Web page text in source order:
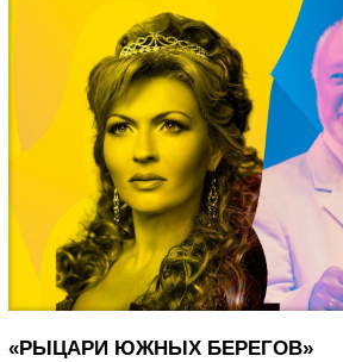
«РЫЦАРИ ЮЖНЫХ БЕРЕГОВ»